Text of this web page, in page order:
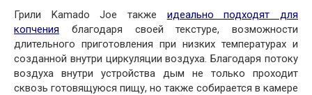
Грили Kamado Joe также идеально подходят для
копчения благодаря своей текстуре, возможности
длительного приготовления при низких температурах и
созданной внутри циркуляции воздуха. Благодаря потоку
воздуха внутри устройства дым не только проходит
сквозь готовящуюся пищу, но также собирается в камере